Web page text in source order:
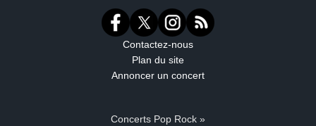
Contactez-nous
Plan du site
Annoncer un concert
Concerts Pop Rock »